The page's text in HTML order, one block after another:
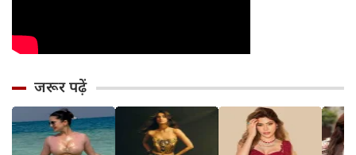
जरूर पढ़ें